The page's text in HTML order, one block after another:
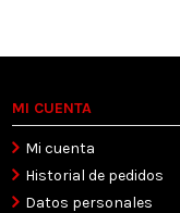
MI CUENTA
Mi cuenta
Historial de pedidos
Datos personales